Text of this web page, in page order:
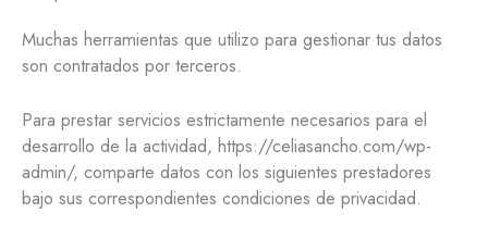
Muchas herramientas que utilizo para gestionar tus datos
son contratados por terceros.
Para prestar servicios estrictamente necesarios para el
desarrollo de la actividad, https://celiasancho.com/wp-
admin/, comparte datos con los siguientes prestadores
bajo sus correspondientes condiciones de privacidad.